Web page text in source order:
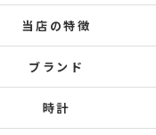
当店の特徴
ブランド
時計